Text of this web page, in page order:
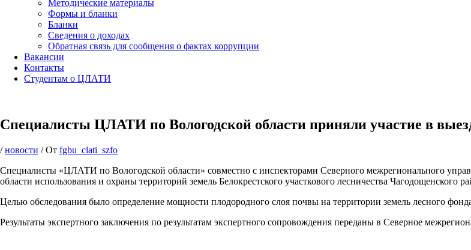
Методические материалы
Формы и бланки
Бланки
Сведения о доходах
Обратная связь для сообщения о фактах коррупции
Вакансии
Контакты
Студентам о ЦЛАТИ
Специалисты ЦЛАТИ по Вологодской области приняли участие в
/новости / От fgbu_clati_szfo
Специалисты «ЦЛАТИ по Вологодской области» совместно с инспекторами Северного межрегионального
области использования и охраны территорий земель Белокрестского участкового лесничества Чагодощенского
Целью обследования было определение мощности плодородного слоя почвы на территории земель лесного
Результаты экспертного заключения по результатам экспертного сопровождения переданы в Северное